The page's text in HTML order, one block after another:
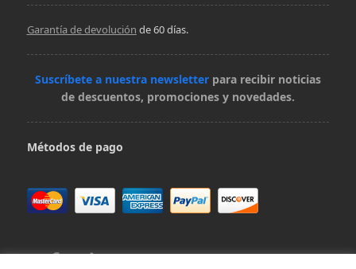
Garantía de devolución de 60 días.
Suscríbete a nuestra newsletter para recibir noticias
de descuentos, promociones y novedades.
Métodos de pago